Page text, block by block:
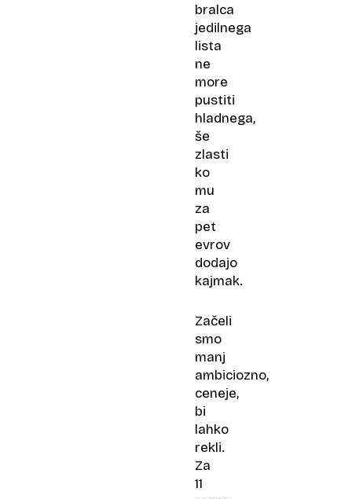
bralca
jedilnega
lista
ne
more
pustiti
hladnega,
še
zlasti
ko
mu
za
pet
evrov
dodajo
kajmak.
Začeli
smo
manj
ambiciozno,
ceneje,
bi
lahko
rekli.
Za
11